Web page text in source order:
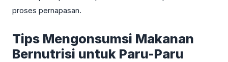
proses pernapasan.
Tips Mengonsumsi Makanan
Bernutrisi untuk Paru-Paru